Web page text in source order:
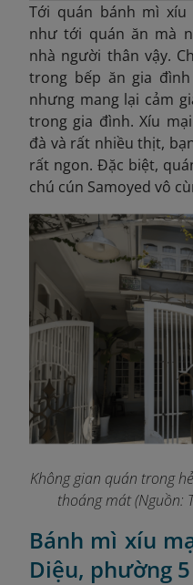
Tới quán bánh mì xíu
như tới quán ăn mà
nhà người thân vậy.
trong bếp ăn gia
nhưng mang lại cảm
trong gia đình. Xíu
đà và rất nhiều thịt,
rất ngon. Đặc biệt,
chú cún Samoyed vô
Không gian quán trong
thoáng mát (Nguồn:
Bánh mì xíu
Diệu, phường 5